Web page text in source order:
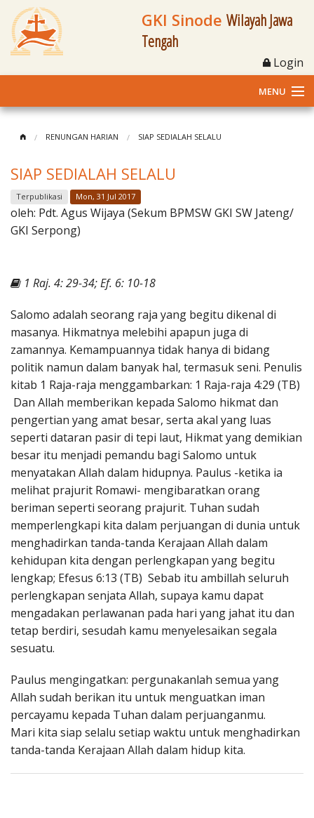
GKI Sinode Wilayah Jawa
Tengah
Login
MENU
Klasis dan Jemaat
Berita Kegiatan
Materi
Penerbitan
RENUNGAN HARIAN SIAP SEDIALAH SELALU
SIAP SEDIALAH SELALU
Terpublikasi Mon, 31 Jul 2017
oleh: Pdt. Agus Wijaya (Sekum BPMSW GKI SW Jateng/
GKI Serpong)
1 Raj. 4: 29-34; Ef. 6: 10-18
Salomo adalah seorang raja yang begitu dikenal di
masanya. Hikmatnya melebihi apapun juga di
zamannya. Kemampuannya tidak hanya di bidang
politik namun dalam banyak hal, termasuk seni. Penulis
kitab 1 Raja-raja menggambarkan: 1 Raja-raja 4:29 (TB)
Dan Allah memberikan kepada Salomo hikmat dan
pengertian yang amat besar, serta akal yang luas
seperti dataran pasir di tepi laut, Hikmat yang demikian
besar itu menjadi pemandu bagi Salomo untuk
menyatakan Allah dalam hidupnya. Paulus -ketika ia
melihat prajurit Romawi- mengibaratkan orang
beriman seperti seorang prajurit. Tuhan sudah
memperlengkapi kita dalam perjuangan di dunia untuk
menghadirkan tanda-tanda Kerajaan Allah dalam
kehidupan kita dengan perlengkapan yang begitu
lengkap; Efesus 6:13 (TB) Sebab itu ambillah seluruh
perlengkapan senjata Allah, supaya kamu dapat
mengadakan perlawanan pada hari yang jahat itu dan
tetap berdiri, sesudah kamu menyelesaikan segala
sesuatu.
Paulus mengingatkan: pergunakanlah semua yang
Allah sudah berikan itu untuk menguatkan iman
percayamu kepada Tuhan dalam perjuanganmu.
Mari kita siap selalu setiap waktu untuk menghadirkan
tanda-tanda Kerajaan Allah dalam hidup kita.